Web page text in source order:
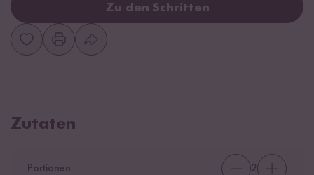
Zu den Schritten
Zutaten
Portionen 2